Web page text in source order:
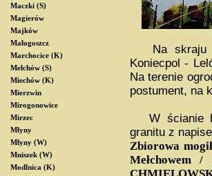
Maczki (S)
Magierów
Majków
Małogoszcz
Marchocice (K)
Mełchów (S)
Miechów (K)
Mierzwin
Mirogonowice
Mirzec
Młyny
Młyny (W)
Mniszek (W)
Modlnica (K)
Na skraju
Koniecpol -
Na terenie
postument, na
W ścianie
granitu z
Zbiorowa
Mełchowem